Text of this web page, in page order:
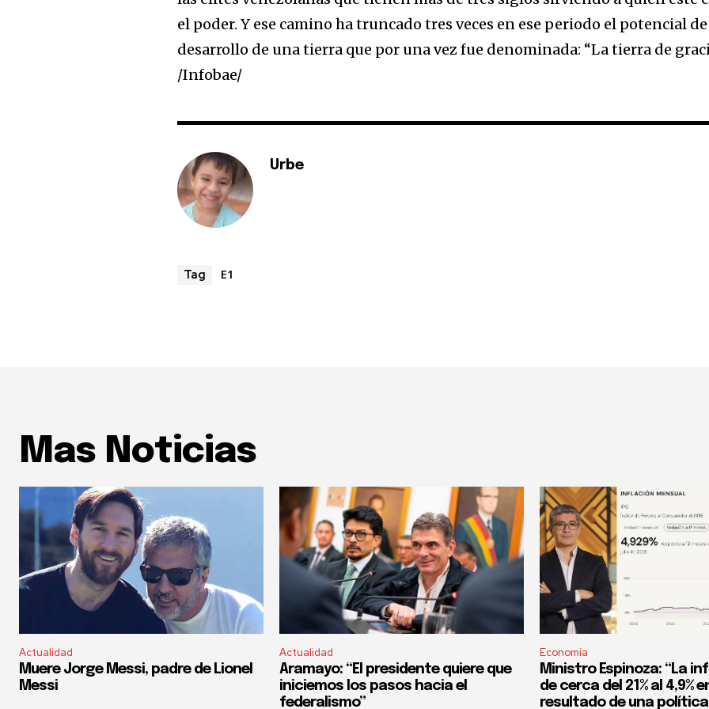
el poder. Y ese camino ha truncado tres veces en ese periodo el potencial de
desarrollo de una tierra que por una vez fue denominada: “La tierra de
/Infobae/
Urbe
Tag E1
Mas Noticias
Actualidad
Muere Jorge Messi, padre de Lionel
Messi
Actualidad
Aramayo: “El presidente quiere que
iniciemos los pasos hacia el
federalismo”
Economía
Ministro Espinoza: “La
de cerca del 21% al 4,9%
resultado de una política